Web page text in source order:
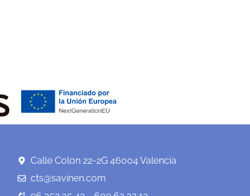
Calle Colon 22-2G 46004 Valencia
cts@savinen.com